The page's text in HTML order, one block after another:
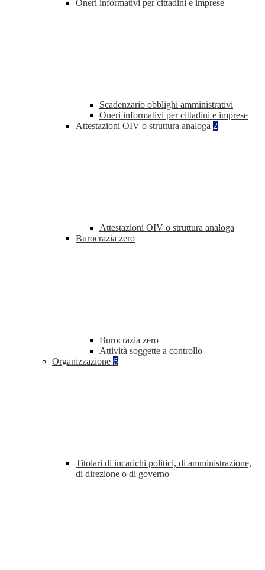
Oneri informativi per cittadini e imprese
Scadenzario obblighi amministrativi
Oneri informativi per cittadini e imprese
Attestazioni OIV o struttura analoga 2
Attestazioni OIV o struttura analoga
Burocrazia zero
Burocrazia zero
Attività soggette a controllo
Organizzazione 6
Titolari di incarichi politici, di amministrazione,
di direzione o di governo